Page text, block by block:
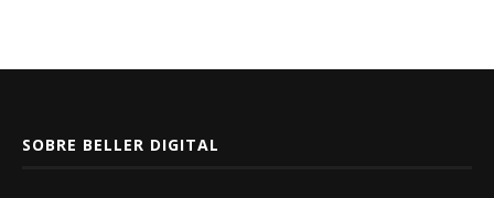
SOBRE BELLER DIGITAL